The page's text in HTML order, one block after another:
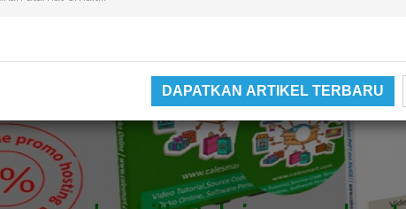
DAPATKAN ARTIKEL TERBARU